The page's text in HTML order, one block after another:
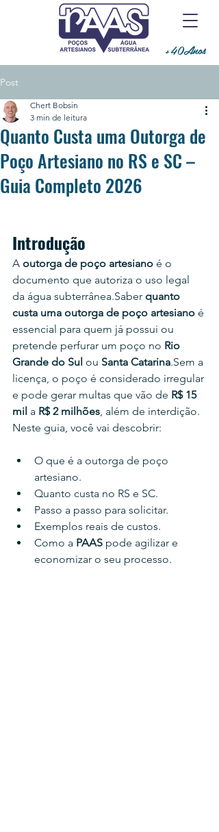
+40Anos
Post
Quanto Custa uma Outorga de
Poço Artesiano no RS e SC –
Guia Completo 2026
Chert Bobsin
3 min de leitura
Introdução
A outorga de poço artesiano é o
documento que autoriza o uso legal
da água subterrânea.Saber quanto
custa uma outorga de poço artesiano é
essencial para quem já possui ou
pretende perfurar um poço no Rio
Grande do Sul ou Santa Catarina.Sem a
licença, o poço é considerado irregular
e pode gerar multas que vão de R$ 15
mil a R$ 2 milhões, além de interdição.
Neste guia, você vai descobrir:
O que é a outorga de poço
artesiano.
Quanto custa no RS e SC.
Passo a passo para solicitar.
Exemplos reais de custos.
Como a PAAS pode agilizar e
economizar o seu processo.